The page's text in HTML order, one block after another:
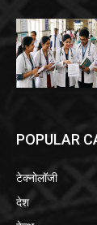
POPULAR
टेक्नोलॉजी
देश